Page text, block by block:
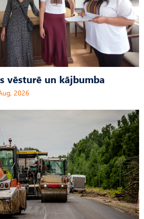
vēsturē un kājbumba
2026